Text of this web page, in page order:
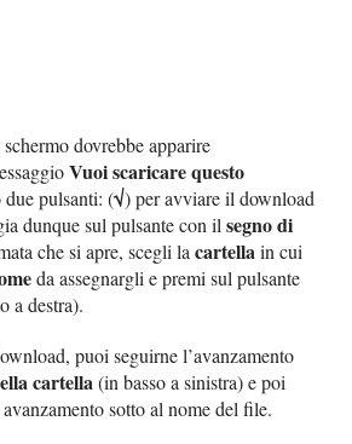
dovrebbe apparire
Vuoi scaricare questo
due pulsanti: (√) per avviare il download
dunque sul pulsante con ilsegno di
che si apre, scegli lacartellain cui
da assegnargli e premi sul pulsante
a destra).
puoi seguirne l’avanzamento
cartella(in basso a sinistra) e poi
sotto al nome del file.